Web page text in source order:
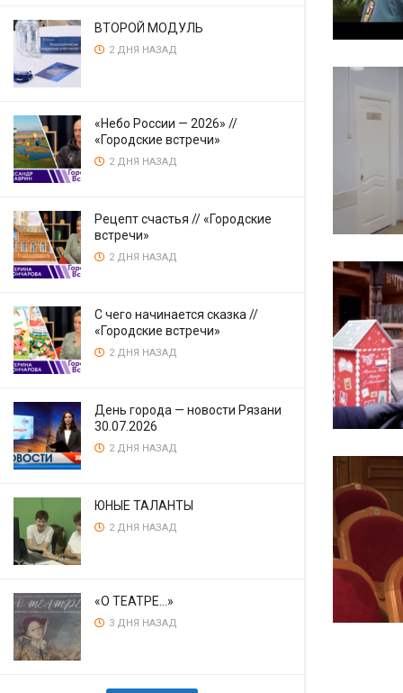
ВТОРОЙ МОДУЛЬ
2 ДНЯ НАЗАД
«Небо России — 2026» //
«Городские встречи»
2 ДНЯ НАЗАД
Рецепт счастья // «Городские
встречи»
2 ДНЯ НАЗАД
С чего начинается сказка //
«Городские встречи»
2 ДНЯ НАЗАД
День города — новости Рязани
30.07.2026
2 ДНЯ НАЗАД
ЮНЫЕ ТАЛАНТЫ
2 ДНЯ НАЗАД
«О ТЕАТРЕ…»
3 ДНЯ НАЗАД